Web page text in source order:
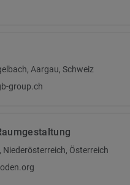
Aargau, Schweiz
group.ch
Österreich